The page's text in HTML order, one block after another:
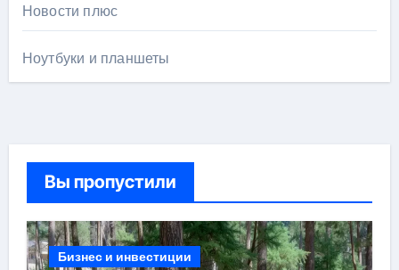
Новости плюс
Ноутбуки и планшеты
Вы пропустили
Бизнес и инвестиции